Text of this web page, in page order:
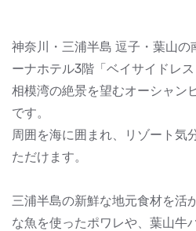
神奈川・三浦半島 逗子・葉山
ーナホテル3階「ベイサイドレス
相模湾の絶景を望むオーシャン
です。
周囲を海に囲まれ、リゾート気
ただけます。
三浦半島の新鮮な地元食材を活
な魚を使ったポワレや、葉山牛